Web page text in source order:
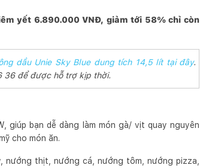
yết 6.890.000 VNĐ, giảm tới 58% chỉ còn
dầu Unie Sky Blue dung tích 14,5 lít tại đây.
36 để được hỗ trợ kịp thời.
giúp bạn dễ dàng làm món gà/ vịt quay nguyên
cho món ăn.
nướng thịt, nướng cá, nướng tôm, nướng pizza,